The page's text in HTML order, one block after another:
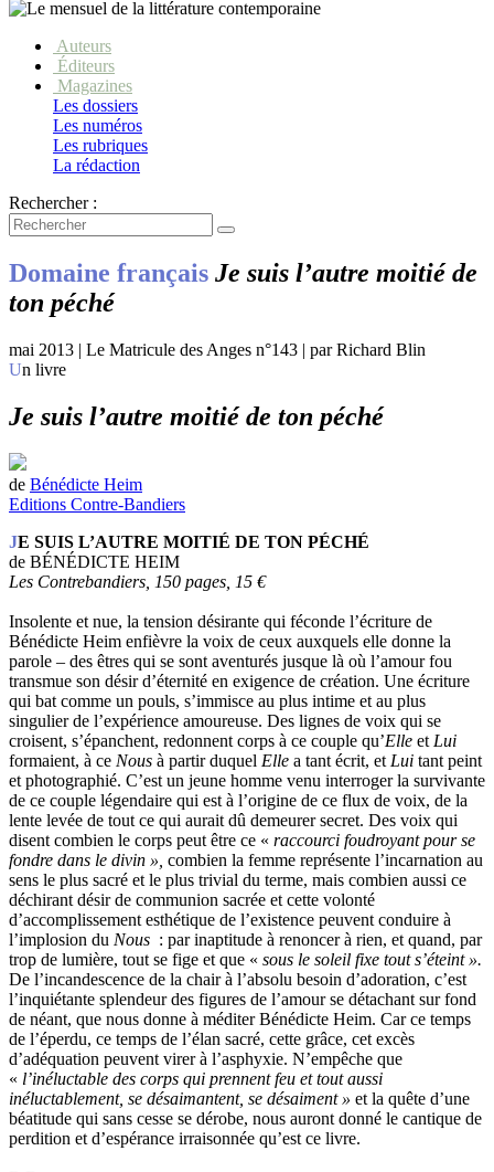
Auteurs
Éditeurs
Magazines
Les dossiers
Les numéros
Les rubriques
La rédaction
Rechercher :
Domaine français Je suis l’autre moitié de
ton péché
mai 2013 | Le Matricule des Anges n°143 | par Richard Blin
Un livre
Je suis l’autre moitié de ton péché
de Bénédicte Heim
Editions Contre-Bandiers
JE SUIS L’AUTRE MOITIÉ DE TON PÉCHÉ
de BÉNÉDICTE HEIM
Les Contrebandiers, 150 pages, 15 €
Insolente et nue, la tension désirante qui féconde l’écriture de
Bénédicte Heim enfièvre la voix de ceux auxquels elle donne la
parole – des êtres qui se sont aventurés jusque là où l’amour fou
transmue son désir d’éternité en exigence de création. Une écriture
qui bat comme un pouls, s’immisce au plus intime et au plus
singulier de l’expérience amoureuse. Des lignes de voix qui se
croisent, s’épanchent, redonnent corps à ce couple qu’Elle etLui
formaient, à ce Nous à partir duquel Elle a tant écrit, etLui tant peint
et photographié. C’est un jeune homme venu interroger la survivante
de ce couple légendaire qui est à l’origine de ce flux de voix, de la
lente levée de tout ce qui aurait dû demeurer secret. Des voix qui
disent combien le corps peut être ce « raccourci foudroyant pour se
fondre dans le divin », combien la femme représente l’incarnation au
sens le plus sacré et le plus trivial du terme, mais combien aussi ce
déchirant désir de communion sacrée et cette volonté
d’accomplissement esthétique de l’existence peuvent conduire à
l’implosion du Nous : par inaptitude à renoncer à rien, et quand, par
trop de lumière, tout se fige et que « sous le soleil fixe tout s’éteint ».
De l’incandescence de la chair à l’absolu besoin d’adoration, c’est
l’inquiétante splendeur des figures de l’amour se détachant sur fond
de néant, que nous donne à méditer Bénédicte Heim. Car ce temps
de l’éperdu, ce temps de l’élan sacré, cette grâce, cet excès
d’adéquation peuvent virer à l’asphyxie. N’empêche que
« l’inéluctable des corps qui prennent feu et tout aussi
inéluctablement, se désaimantent, se désaiment » et la quête d’une
béatitude qui sans cesse se dérobe, nous auront donné le cantique de
perdition et d’espérance irraisonnée qu’est ce livre.